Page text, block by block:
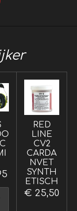
RED
LINE
CV2
CARDA
NVET
SYNTH
ETISCH
€ 25,50